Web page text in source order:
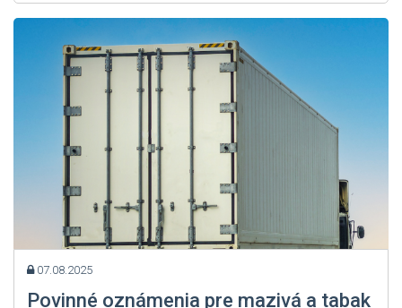
07.08.2025
Povinné oznámenia pre mazivá a tabak